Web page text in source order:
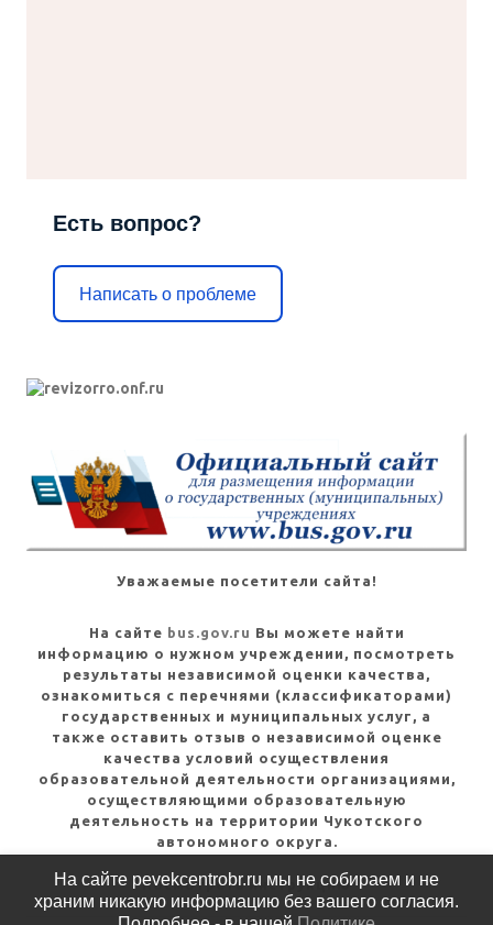
Есть вопрос?
Написать о проблеме
Уважаемые посетители сайта!
На сайте bus.gov.ru Вы можете найти
информацию о нужном учреждении, посмотреть
результаты независимой оценки качества,
ознакомиться с перечнями (классификаторами)
государственных и муниципальных услуг, а
также оставить отзыв о независимой оценке
качества условий осуществления
образовательной деятельности организациями,
осуществляющими образовательную
деятельность на территории Чукотского
автономного округа.
Посмотреть инструкцию
На сайте pevekcentrobr.ru мы не собираем и не
храним никакую информацию без вашего согласия.